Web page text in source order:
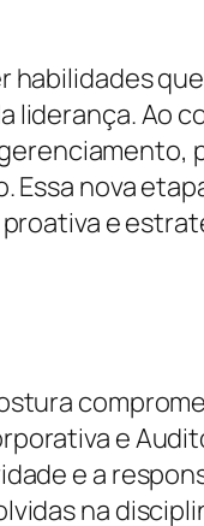
Ao
nova
e
e
e a
na